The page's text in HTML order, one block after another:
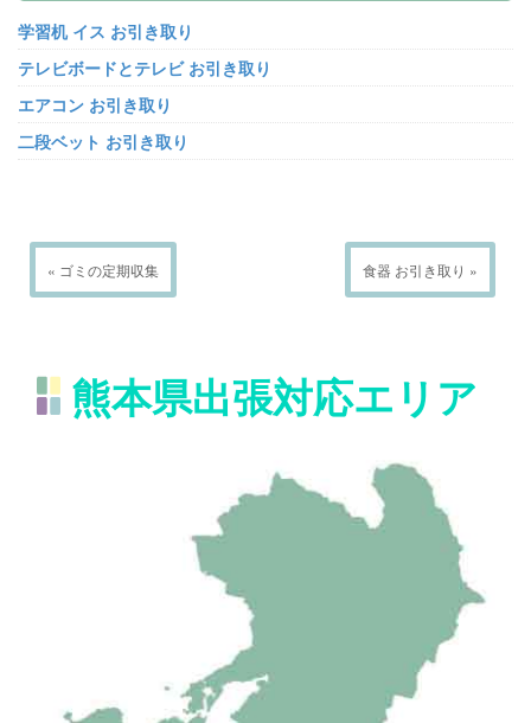
学習机 イス お引き取り
テレビボードとテレビ お引き取り
エアコン お引き取り
二段ベット お引き取り
« ゴミの定期収集 食器 お引き取り »
熊本県出張対応エリア